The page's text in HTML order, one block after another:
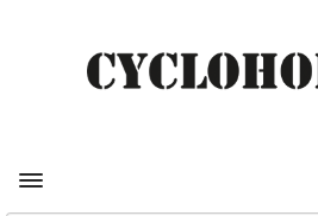
Toggle navigation